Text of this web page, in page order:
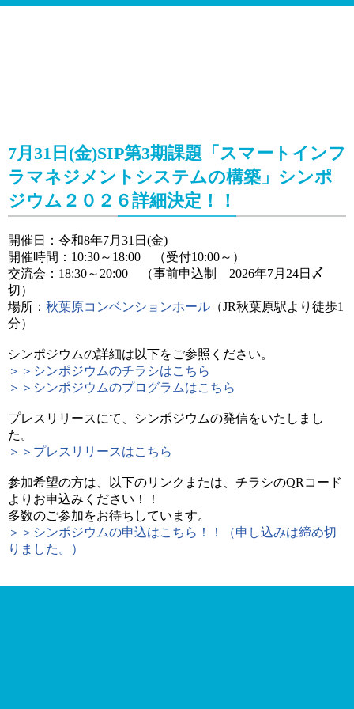
7月31日(金)SIP第3期課題「スマートインフ
ラマネジメントシステムの構築」シンポ
ジウム２０２６詳細決定！！
開催日：令和8年7月31日(金)
開催時間：10:30～18:00 （受付10:00～）
交流会：18:30～20:00 （事前申込制 2026年7月24日〆
切）
場所： 秋葉原コンベンションホール （JR秋葉原駅より徒歩1
分）
シンポジウムの詳細は以下をご参照ください。
＞＞シンポジウムのチラシはこちら
＞＞シンポジウムのプログラムはこちら
プレスリリースにて、シンポジウムの発信をいたしまし
た。
＞＞プレスリリースはこちら
参加希望の方は、以下のリンクまたは、チラシのQRコード
よりお申込みください！！
多数のご参加をお待ちしています。
＞＞シンポジウムの申込はこちら！！（申し込みは締め切
りました。）